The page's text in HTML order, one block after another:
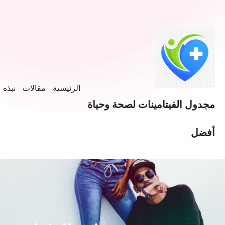
مجدول الفيتامينات لصحة وحياة
أفضل
الرئيسية مقالات نبذه